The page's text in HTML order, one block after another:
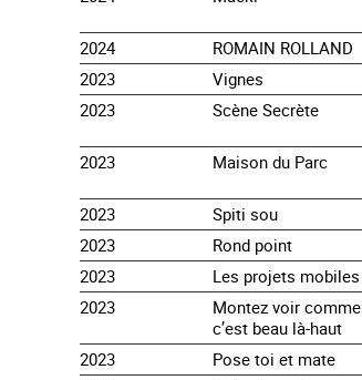
2024 ROMAIN ROLLAND
2023
Vignes
2023
Scène Secrète
2023 Maison du Parc
2023 Spiti sou
2023
Rond point
2023
Les projets mobiles
2023
Montez voir comme
c’est beau là-haut
2023 Pose toi et mate